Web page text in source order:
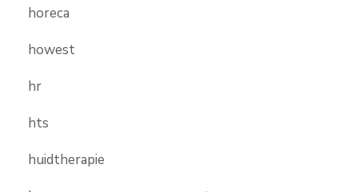
horeca
howest
hr
hts
huidtherapie